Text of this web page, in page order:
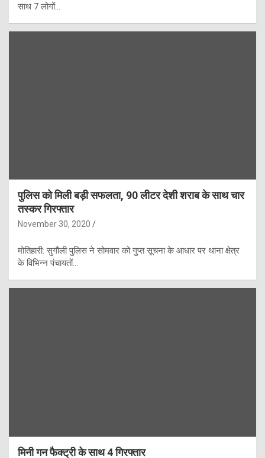
साथ 7 लोगों…
पुलिस को मिली बड़ी सफलता, 90 लीटर देशी शराब के साथ चार
तस्कर गिरफ्तार
November 30, 2020
मोतिहारी: सुगौली पुलिस ने सोमवार को गुप्त सूचना के आधार पर थाना क्षेत्र
के विभिन्न पंचायतों…
मिनी गन फैक्ट्री के साथ 4 गिरफ्तार